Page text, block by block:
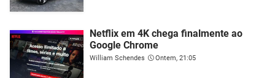
Netflix em 4K chega finalmente ao
Google Chrome
William Schendes Ontem, 21:05